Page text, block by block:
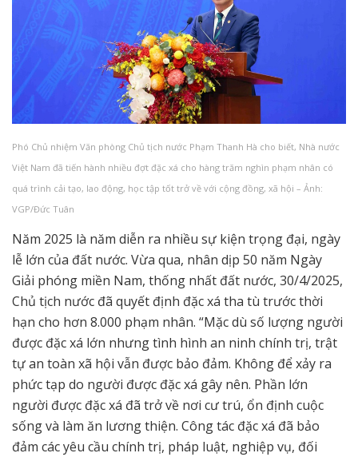
Phó Chủ nhiệm Văn phòng Chủ tịch nước Phạm Thanh Hà cho biết, Nhà nước
Việt Nam đã tiến hành nhiều đợt đặc xá cho hàng trăm nghìn phạm nhân có
quá trình cải tạo, lao động, học tập tốt trở về với cộng đồng, xã hội – Ảnh:
VGP/Đức Tuân
Năm 2025 là năm diễn ra nhiều sự kiện trọng đại, ngày
lễ lớn của đất nước. Vừa qua, nhân dịp 50 năm Ngày
Giải phóng miền Nam, thống nhất đất nước, 30/4/2025,
Chủ tịch nước đã quyết định đặc xá tha tù trước thời
hạn cho hơn 8.000 phạm nhân. “Mặc dù số lượng người
được đặc xá lớn nhưng tình hình an ninh chính trị, trật
tự an toàn xã hội vẫn được bảo đảm. Không để xảy ra
phức tạp do người được đặc xá gây nên. Phần lớn
người được đặc xá đã trở về nơi cư trú, ổn định cuộc
sống và làm ăn lương thiện. Công tác đặc xá đã bảo
đảm các yêu cầu chính trị, pháp luật, nghiệp vụ, đối